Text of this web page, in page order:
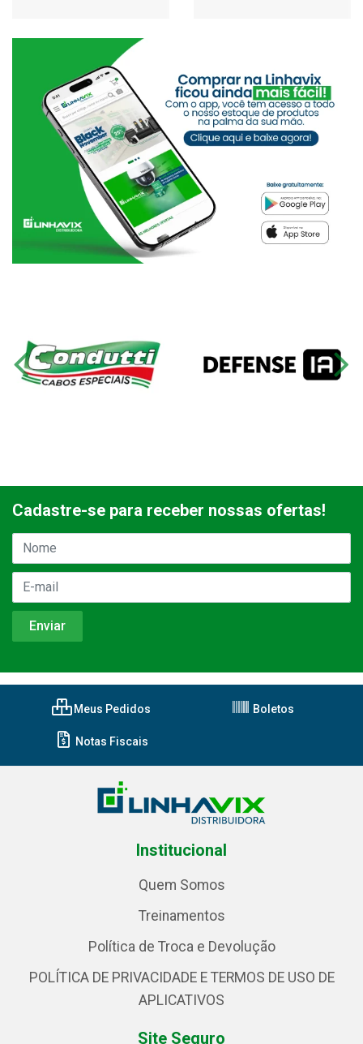
Cadastre-se para receber nossas ofertas!
Meus Pedidos Boletos
Notas Fiscais
Institucional
Quem Somos
Treinamentos
Política de Troca e Devolução
POLÍTICA DE PRIVACIDADE E TERMOS DE USO DE
APLICATIVOS
Site Seguro